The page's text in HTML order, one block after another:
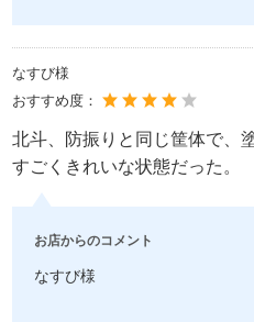
なすび様
おすすめ度：
北斗、防振りと同じ筐体で、
すごくきれいな状態だった。
お店からのコメント
なすび様